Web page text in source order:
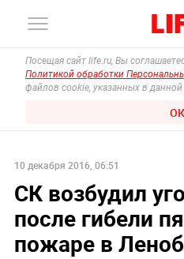
Посещая сайт life.ru, Вы
Политикой обработки
файлов cookie, указанных в
ОК
10 декабря 2016, 06:51
СК возбудил
после гибели
пожаре в